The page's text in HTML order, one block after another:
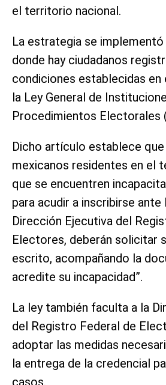
el territorio nacional.
La estrategia se
donde hay ciudadanos
condiciones establecidas
la Ley General de
Procedimientos Electorales
Dicho artículo establece que
mexicanos residentes en el
que se encuentren
para acudir a inscribirse
Dirección Ejecutiva del
Electores, deberán solicitar
escrito, acompañando la
acredite su incapacidad”.
La ley también faculta a la
del Registro Federal de
adoptar las medidas
la entrega de la credencial
casos.